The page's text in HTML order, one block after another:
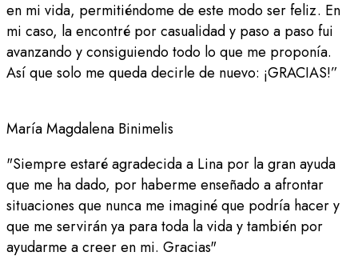
en mi vida, permitiéndome de este modo ser feliz. En
mi caso, la encontré por casualidad y paso a paso fui
avanzando y consiguiendo todo lo que me proponía.
Así que solo me queda decirle de nuevo: ¡GRACIAS!”
María Magdalena Binimelis
"Siempre estaré agradecida a Lina por la gran ayuda
que me ha dado, por haberme enseñado a afrontar
situaciones que nunca me imaginé que podría hacer y
que me servirán ya para toda la vida y también por
ayudarme a creer en mi. Gracias"